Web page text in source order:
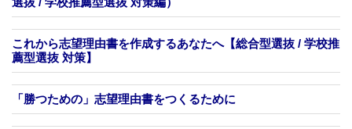
これから志望理由書を作成するあなたへ【総合型選抜 / 学校推
薦型選抜 対策】
「勝つための」志望理由書をつくるために